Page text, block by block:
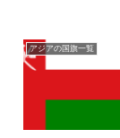
アジアの国旗一覧